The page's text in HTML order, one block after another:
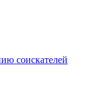
соискателей